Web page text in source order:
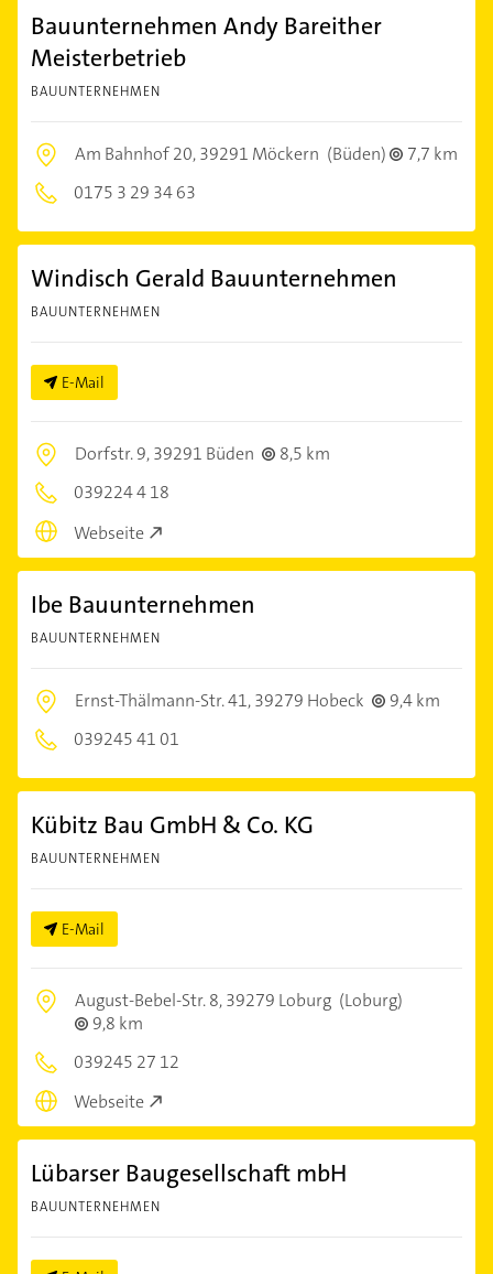
Bauunternehmen Andy Bareither
Meisterbetrieb
BAUUNTERNEHMEN
Am Bahnhof 20,39291 Möckern (Büden)
7,7 km
0175 3 29 34 63
Windisch Gerald Bauunternehmen
BAUUNTERNEHMEN
E-Mail
Dorfstr. 9,39291 Büden
8,5 km
039224 4 18
Webseite
Ibe Bauunternehmen
BAUUNTERNEHMEN
Ernst-Thälmann-Str. 41,39279 Hobeck
9,4 km
039245 41 01
Kübitz Bau GmbH & Co. KG
BAUUNTERNEHMEN
E-Mail
August-Bebel-Str. 8,39279 Loburg (Loburg)
9,8 km
039245 27 12
Webseite
Lübarser Baugesellschaft mbH
BAUUNTERNEHMEN